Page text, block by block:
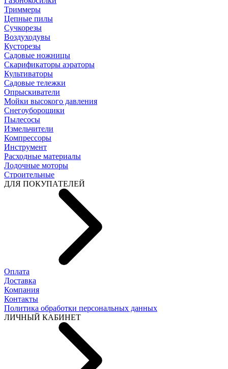
Триммеры
Цепные пилы
Cучкорезы
Воздуходувы
Кусторезы
Садовые ножницы
Скарификаторы аэраторы
Культиваторы
Садовые тележки
Опрыскиватели
Мойки высокого давления
Снегоуборощики
Пылесосы
Измельчители
Компрессоры
Инструмент
Расходные материалы
Лодочные моторы
Строительные
ДЛЯ ПОКУПАТЕЛЕЙ
Оплата
Доставка
Компания
Контакты
Политика обработки персональных данных
ЛИЧНЫЙ КАБИНЕТ